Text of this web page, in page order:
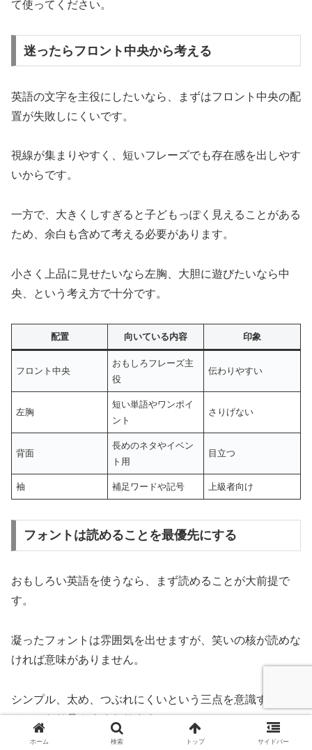
て使ってください。
迷ったらフロント中央から考える
英語の文字を主役にしたいなら、まずはフロント中央の配
置が失敗しにくいです。
視線が集まりやすく、短いフレーズでも存在感を出しやす
いからです。
一方で、大きくしすぎると子どもっぽく見えることがある
ため、余白も含めて考える必要があります。
小さく上品に見せたいなら左胸、大胆に遊びたいなら中
央、という考え方で十分です。
配置 向いている内容 印象
フロント中央
おもしろフレーズ主
役
伝わりやすい
左胸
短い単語やワンポイ
ント
さりげない
背面
長めのネタやイベン
ト用
目立つ
袖 補足ワードや記号 上級者向け
フォントは読めることを最優先にする
おもしろい英語を使うなら、まず読めることが大前提で
す。
凝ったフォントは雰囲気を出せますが、笑いの核が読めな
ければ意味がありません。
シンプル、太め、つぶれにくいという三点を意識するだけ
で、かなり見やすくなります。
ホーム 検索 トップ サイドバー